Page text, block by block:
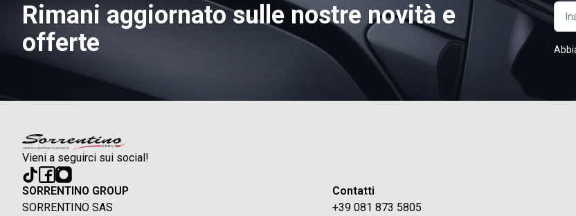
Rimani aggiornato sulle nostre novità e
offerte
Vieni a seguirci sui social!
SORRENTINO GROUP
SORRENTINO SAS
Contatti
+39 081 873 5805